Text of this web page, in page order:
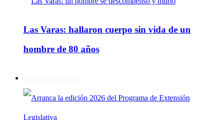
Las Varas: hallaron cuerpo sin vida de un
hombre de 80 años